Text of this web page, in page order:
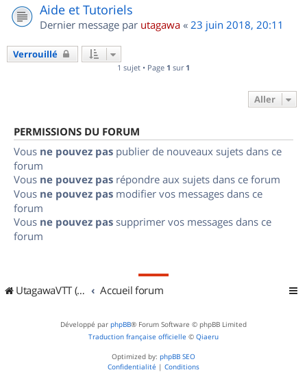
Aide et Tutoriels
Dernier message par utagawa « 23 juin 2018, 20:11
Verrouillé
1 sujet • Page 1 sur 1
Aller
PERMISSIONS DU FORUM
Vous ne pouvez pas publier de nouveaux sujets dans ce
forum
Vous ne pouvez pas répondre aux sujets dans ce forum
Vous ne pouvez pas modifier vos messages dans ce
forum
Vous ne pouvez pas supprimer vos messages dans ce
forum
UtagawaVTT (Randos VTT et VTTAE avec traces GPS) Accueil forum
Développé par phpBB® Forum Software © phpBB Limited
Traduction française officielle © Qiaeru
Optimized by: phpBB SEO
Confidentialité | Conditions